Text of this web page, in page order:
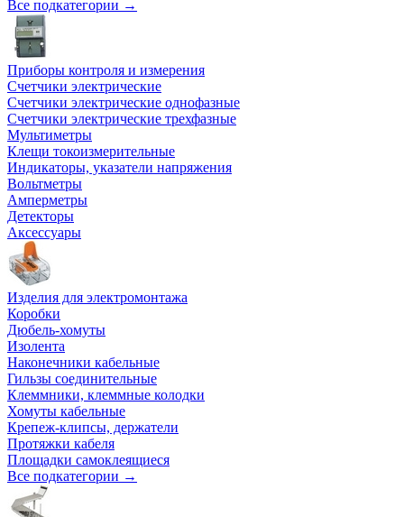
Все подкатегории →
Приборы контроля и измерения
Счетчики электрические
Счетчики электрические однофазные
Счетчики электрические трехфазные
Мультиметры
Клещи токоизмерительные
Индикаторы, указатели напряжения
Вольтметры
Амперметры
Детекторы
Аксессуары
Изделия для электромонтажа
Коробки
Дюбель-хомуты
Изолента
Наконечники кабельные
Гильзы соединительные
Клеммники, клеммные колодки
Хомуты кабельные
Крепеж-клипсы, держатели
Протяжки кабеля
Площадки самоклеящиеся
Все подкатегории →